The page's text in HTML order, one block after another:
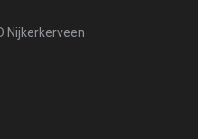
Nijkerkerveen